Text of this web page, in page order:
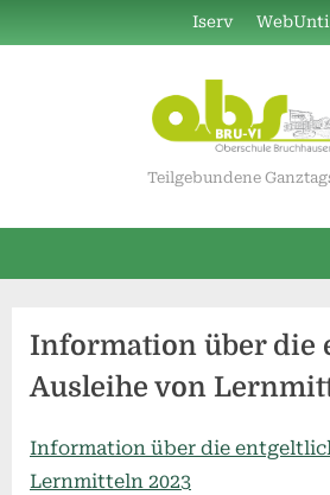
to
Iserv
Teilgebundene
Information über die
Ausleihe von
Information über die
Lernmitteln 2023